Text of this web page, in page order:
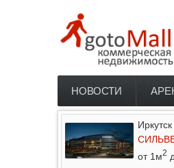
Главное меню
НОВОСТИ
Иркутск
от 1м2